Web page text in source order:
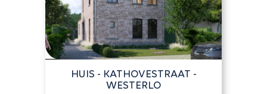
HUIS - KATHOVESTRAAT -
WESTERLO